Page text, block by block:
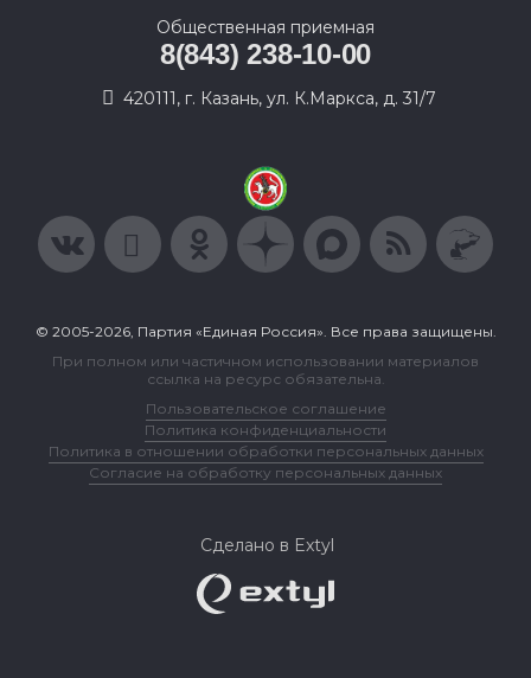
Общественная приемная
8(843) 238-10-00
420111, г. Казань, ул. К.Маркса, д. 31/7
© 2005-2026, Партия «Единая Россия». Все права защищены.
При полном или частичном использовании материалов
ссылка на ресурс обязательна.
Пользовательское соглашение
Политика конфиденциальности
Политика в отношении обработки персональных данных
Согласие на обработку персональных данных
Сделано в Extyl